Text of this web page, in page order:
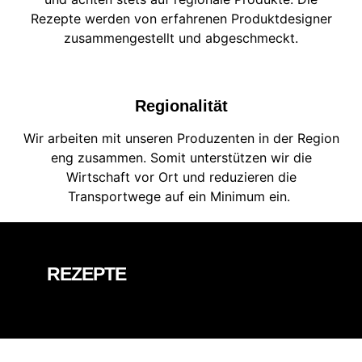
Rezepte werden von erfahrenen Produktdesigner
zusammengestellt und abgeschmeckt.
Regionalität
Wir arbeiten mit unseren Produzenten in der Region
eng zusammen. Somit unterstützen wir die
Wirtschaft vor Ort und reduzieren die
Transportwege auf ein Minimum ein.
REZEPTE